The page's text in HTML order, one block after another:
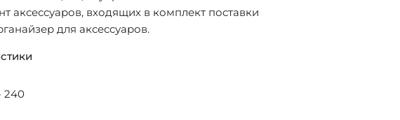
аксессуаров, входящих в комплект поставки
для аксессуаров.
240